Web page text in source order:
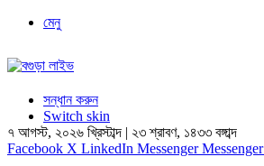
মেনু
সন্ধান করুন
Switch skin
৭ আগস্ট, ২০২৬ খ্রিস্টাব্দ | ২৩ শ্রাবণ, ১৪৩৩ বঙ্গাব্দ
Facebook X LinkedIn Messenger Messenger